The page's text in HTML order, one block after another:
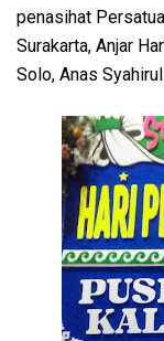
penasihat
Surakarta, Anjar
Solo, Anas Syahirul.